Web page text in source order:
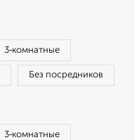
3‑комнатные
Без посредников
3‑комнатные